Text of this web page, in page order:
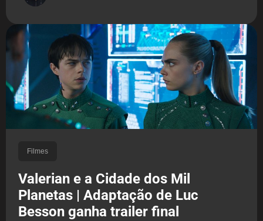
Filmes
Valerian e a Cidade dos Mil
Planetas | Adaptação de Luc
Besson ganha trailer final